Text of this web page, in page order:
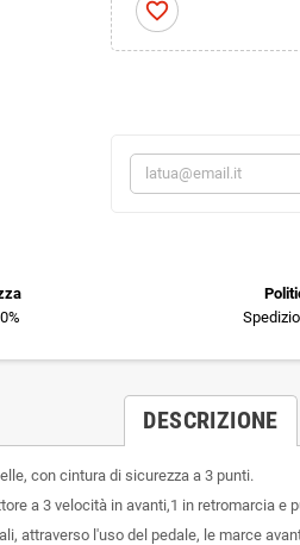
favorite_border
DESCRIZIONE
con cintura di sicurezza a 3 punti.
a 3 velocità in avanti,1 in retromarcia e
attraverso l'uso del pedale, le marce